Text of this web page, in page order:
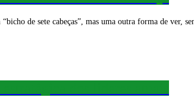
de sete cabeças”, mas uma outra forma de ver,